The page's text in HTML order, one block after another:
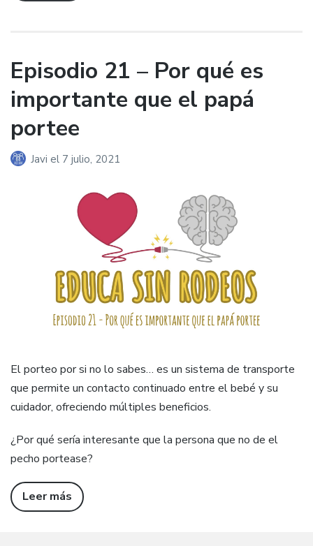
Episodio 21 – Por qué es
importante que el papá
portee
Javi el 7 julio, 2021
El porteo por si no lo sabes… es un sistema de transporte
que permite un contacto continuado entre el bebé y su
cuidador, ofreciendo múltiples beneficios.
¿Por qué sería interesante que la persona que no de el
pecho portease?
Leer más